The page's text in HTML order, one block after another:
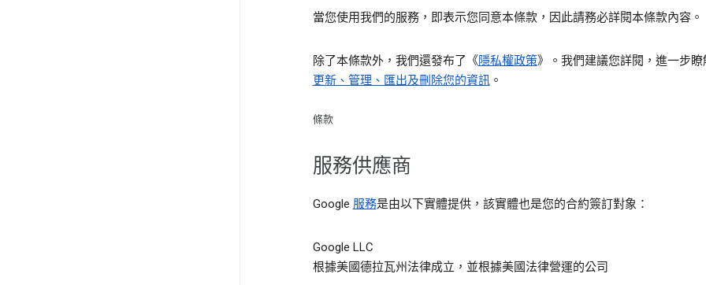
當您使用我們的服務，即表示您同意本條款，因此請務必詳閱本條款內容。
除了本條款外，我們還發布了《隱私權政策》。我們建議您詳閱，進一步瞭
更新、管理、匯出及刪除您的資訊。
條款
服務供應商
Google 服務是由以下實體提供，該實體也是您的合約簽訂對象：
Google LLC
根據美國德拉瓦州法律成立，並根據美國法律營運的公司